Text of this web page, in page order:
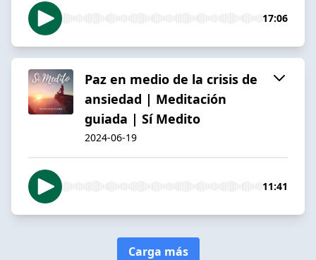
17:06
Paz en medio de la crisis de
ansiedad | Meditación
guiada | Sí Medito
2024-06-19
11:41
Carga más